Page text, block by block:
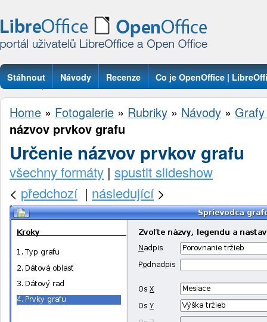
Stáhnout Návody Recenze Co je OpenOffice |
Otázky
Home » Fotogalerie » Rubriky » Návody »
názvov prvkov grafu
Určenie názvov prvkov grafu
všechny formáty | spustit slideshow
< předchozí| následující>